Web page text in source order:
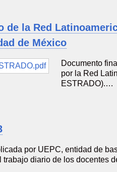
de la Red
de México
Documento
por la Red
ESTRADO).…
por UEPC, entidad de
trabajo diario de los docentes